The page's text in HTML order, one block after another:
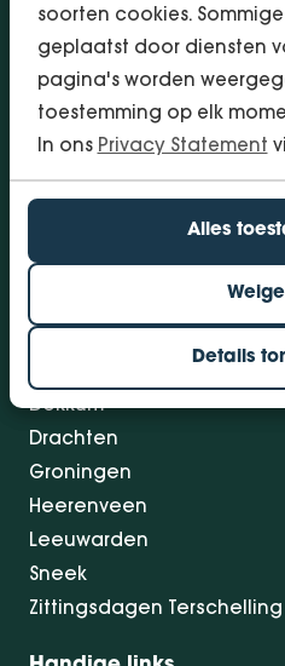
soorten cookies.
geplaatst door diensten
pagina's worden
toestemming op elk
In ons Privacy Statement
Alles
Details
Accountancy &
Audit & Assurance
Arbo & Verzuim
Bedrijfsadvies
Financieringen
InSight - Inhouse Business
Personeel
Vestigingen
Dokkum
Drachten
Groningen
Heerenveen
Leeuwarden
Sneek
Zittingsdagen Terschelling